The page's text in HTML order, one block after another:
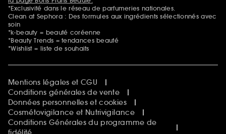
*Exclusivité dans le réseau de parfumeries nationales.
Clean at Sephora : Des formules aux ingrédients sélectionnés avec
soin
*k-beauty = beauté coréenne
*Beauty Trends = tendances beauté
*Wishlist = liste de souhaits
Mentions légales et CGU
Conditions générales de vente
Données personnelles et cookies
Cosmétovigilance et Nutrivigilance
Conditions Générales du programme de